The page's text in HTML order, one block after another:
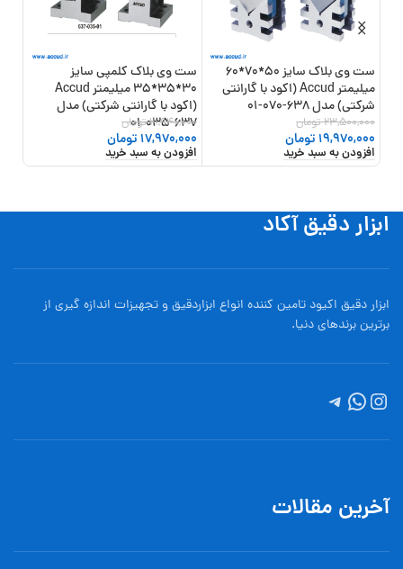
ست وی بلاک سایز 50*70*60
میلیمتر Accud (اکود با گارانتی
شرکتی) مدل 638-070-01
23,500,000تومان
19,970,000 تومان
افزودن به سبد خرید
ست وی بلاک کلمپی سایز
30*35*35 میلیمتر Accud
(اکود با گارانتی شرکتی) مدل
637-035-01
21,940,000تومان
17,970,000 تومان
افزودن به سبد خرید
ابزار دقیق آکاد
ابزار دقیق اکیود تامین کننده انواع ابزاردقيق و تجهيزات اندازه گیری از
برترین برندهای دنیا.
آخرین مقالات